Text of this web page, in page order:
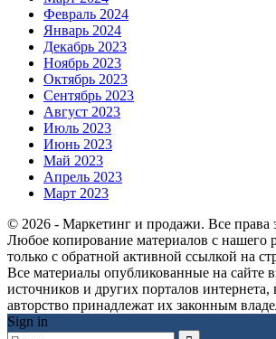
Февраль 2024
Январь 2024
Декабрь 2023
Ноябрь 2023
Октябрь 2023
Сентябрь 2023
Август 2023
Июль 2023
Июнь 2023
Май 2023
Апрель 2023
Март 2023
© 2026 - Маркетинг и продажи. Все
Любое копирование материалов с нашего
только с обратной активной ссылкой на
Все материалы опубликованные на сайте
источников и других порталов интернета,
авторство принадлежат их законным
Sign in